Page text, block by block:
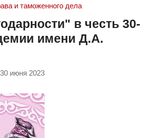
и таможенного дела
в честь 30-
имени Д.А.
июня 2023